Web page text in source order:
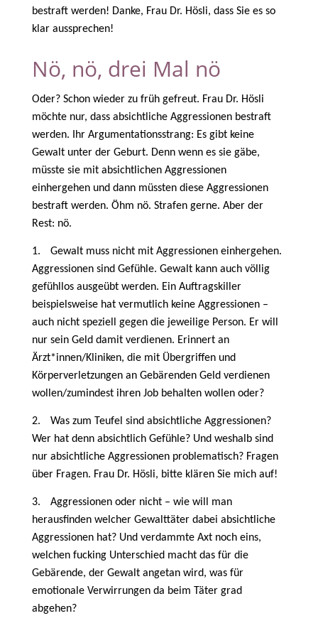
bestraft werden! Danke, Frau Dr. Hösli, dass Sie es so
klar aussprechen!
Nö, nö, drei Mal nö
Oder? Schon wieder zu früh gefreut. Frau Dr. Hösli
möchte nur, dass absichtliche Aggressionen bestraft
werden. Ihr Argumentationsstrang: Es gibt keine
Gewalt unter der Geburt. Denn wenn es sie gäbe,
müsste sie mit absichtlichen Aggressionen
einhergehen und dann müssten diese Aggressionen
bestraft werden. Öhm nö. Strafen gerne. Aber der
Rest: nö.
1.
Gewalt muss nicht mit Aggressionen einhergehen.
Aggressionen sind Gefühle. Gewalt kann auch völlig
gefühllos ausgeübt werden. Ein Auftragskiller
beispielsweise hat vermutlich keine Aggressionen –
auch nicht speziell gegen die jeweilige Person. Er will
nur sein Geld damit verdienen. Erinnert an
Ärzt*innen/Kliniken, die mit Übergriffen und
Körperverletzungen an Gebärenden Geld verdienen
wollen/zumindest ihren Job behalten wollen oder?
2.
Was zum Teufel sind absichtliche Aggressionen?
Wer hat denn absichtlich Gefühle? Und weshalb sind
nur absichtliche Aggressionen problematisch? Fragen
über Fragen. Frau Dr. Hösli, bitte klären Sie mich auf!
3.
Aggressionen oder nicht – wie will man
herausfinden welcher Gewalttäter dabei absichtliche
Aggressionen hat? Und verdammte Axt noch eins,
welchen fucking Unterschied macht das für die
Gebärende, der Gewalt angetan wird, was für
emotionale Verwirrungen da beim Täter grad
abgehen?